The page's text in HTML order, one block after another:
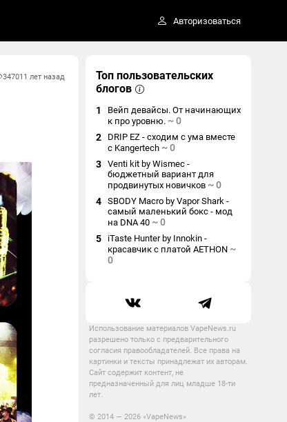
Авторизоваться
347011 лет назад
Топ пользовательских
блогов
1
Вейп девайсы. От начинающих
к про уровню. ~0
2
DRIP EZ - сходим с ума вместе
с Kangertech ~0
3 Venti kit by Wismec -
бюджетный вариант для
продвинутых новичков ~0
4 SBODY Macro by Vapor Shark -
самый маленький бокс - мод
на DNA 40 ~0
5
iTaste Hunter by Innokin -
красавчик с платой AETHON ~
0
Использование материалов VapeNews.ru
разрешено только с предварительного
согласия правообладателей. Все права на
картинки и тексты принадлежат их авторам.
Сайт содержит контент, не
предназначенный для лиц младше 18-ти
лет.
© 2014 — 2026 «VapeNews»